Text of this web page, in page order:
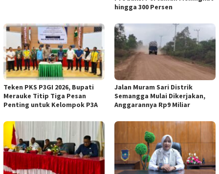
hingga 300 Persen
Teken PKS P3GI 2026, Bupati
Merauke Titip Tiga Pesan
Penting untuk Kelompok P3A
Jalan Muram Sari Distrik
Semangga Mulai Dikerjakan,
Anggarannya Rp9 Miliar